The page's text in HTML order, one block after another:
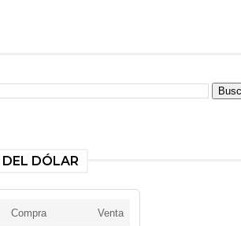
DÓLAR
Compra Venta